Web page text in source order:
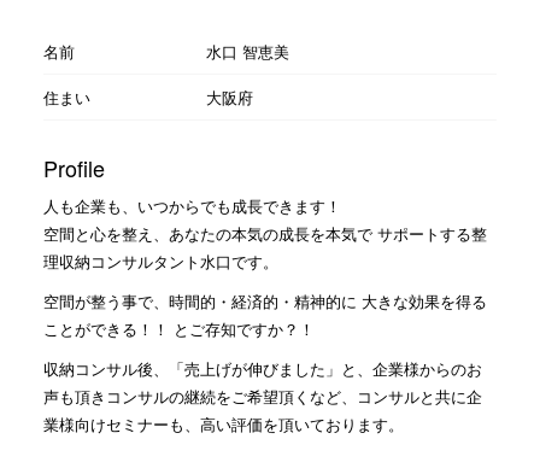
名前
水口 智恵美
住まい
大阪府
Profile
人も企業も、いつからでも成長できます！
空間と心を整え、あなたの本気の成長を本気で サポートする整
理収納コンサルタント水口です。
空間が整う事で、時間的・経済的・精神的に 大きな効果を得る
ことができる！！ とご存知ですか？！
収納コンサル後、「売上げが伸びました」と、企業様からのお
声も頂きコンサルの継続をご希望頂くなど、コンサルと共に企
業様向けセミナーも、高い評価を頂いております。